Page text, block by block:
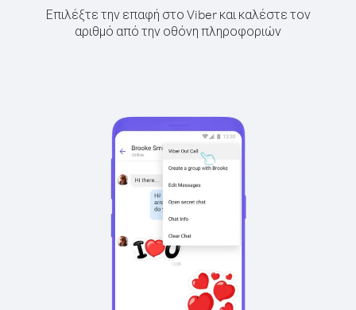
Επιλέξτε την επαφή στο Viber και καλέστε τον
αριθμό από την οθόνη πληροφοριών